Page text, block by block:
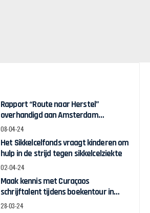
Rapport “Route naar Herstel”
overhandigd aan Amsterdam
Wethouder Touria Meliani
08-04-24
Het Sikkelcelfonds vraagt kinderen om
hulp in de strijd tegen sikkelcelziekte
02-04-24
Maak kennis met Curaçaos
schrijftalent tijdens boekentour in
april
28-03-24